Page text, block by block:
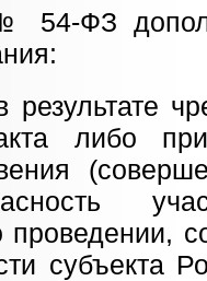
54-ФЗ
акта либо
субъекта